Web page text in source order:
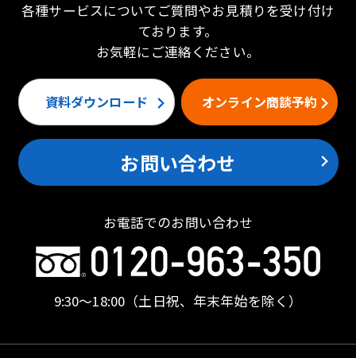
各種サービスについてご質問やお見積りを受け付け
ております。
お気軽にご連絡ください。
資料ダウンロード オンライン商談予約
お問い合わせ
お電話でのお問い合わせ
9:30〜18:00 （土日祝、年末年始を除く）